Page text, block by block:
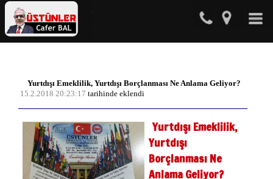
Yurtdışı Emeklilik, Yurtdışı Borçlanması Ne Anlama Geliyor?
15.2.2018 20:23:17 tarihinde eklendi
Yurtdışı Emeklilik,
Yurtdışı
Borçlanması Ne
Anlama Geliyor?